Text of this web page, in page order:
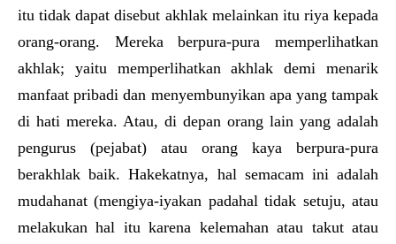
itu tidak dapat disebut akhlak melainkan itu riya kepada
orang-orang. Mereka berpura-pura memperlihatkan
akhlak; yaitu memperlihatkan akhlak demi menarik
manfaat pribadi dan menyembunyikan apa yang tampak
di hati mereka. Atau, di depan orang lain yang adalah
pengurus (pejabat) atau orang kaya berpura-pura
berakhlak baik. Hakekatnya, hal semacam ini adalah
mudahanat (mengiya-iyakan padahal tidak setuju, atau
melakukan hal itu karena kelemahan atau takut atau